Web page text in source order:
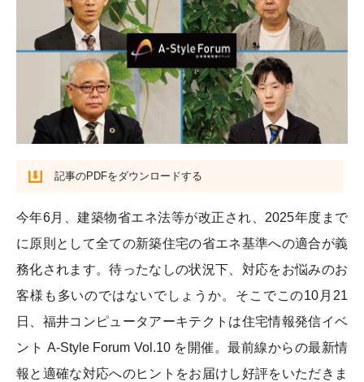
記事のPDFをダウンロードする
今年6月、建築物省エネ法等が改正され、2025年度まで
に原則として全ての新築住宅の省エネ基準への適合が義
務化されます。待ったなしの状況下、対応をお悩みのお
客様も多いのではないでしょうか。そこでこの10月21
日、福井コンピュータアーキテクトは住宅情報発信イベ
ント A-Style Forum Vol.10 を開催。最前線からの最新情
報と適確な対応へのヒントをお届けし好評をいただきま